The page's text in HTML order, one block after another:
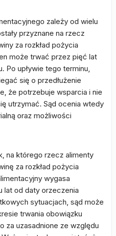
zależy od wielu
przyznane na rzecz
za rozkład pożycia
może trwać przez pięć lat
Po upływie tego terminu,
się o przedłużenie
że potrzebuje wsparcia i nie
utrzymać. Sąd ocenia wtedy
oraz możliwości
na którego rzecz alimenty
za rozkład pożycia
wygasa
lat od daty orzeczenia
sytuacjach, sąd może
trwania obowiązku
za uzasadnione ze względu